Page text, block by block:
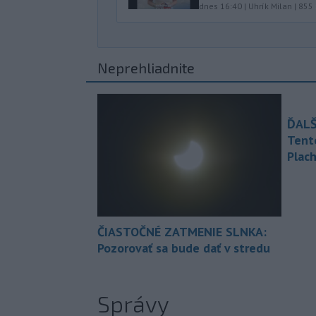
dnes 16:40 | Uhrík Milan | 855
Neprehliadnite
ČIASTOČNÉ ZATMENIE SLNKA:
Pozorovať sa bude dať v stredu
Správy